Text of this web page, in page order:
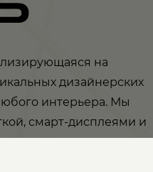
на
дизайнерских
интерьера. Мы
смарт-дисплеями и
для ванных комнат,